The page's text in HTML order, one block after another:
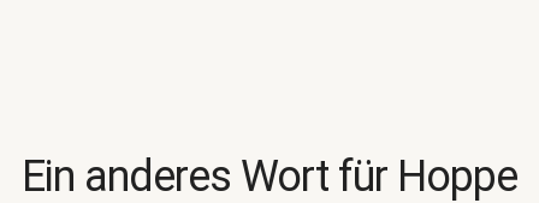
Ein anderes Wort für Hoppe